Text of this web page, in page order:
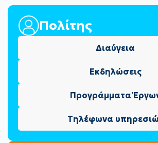
Πολίτης
Διαύγεια
Εκδηλώσεις
Προγράμματα
Τηλέφωνα